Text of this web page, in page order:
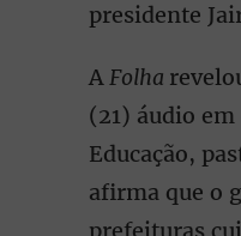
presidente
AFolha
(21) áudio
Educação,
afirma que o